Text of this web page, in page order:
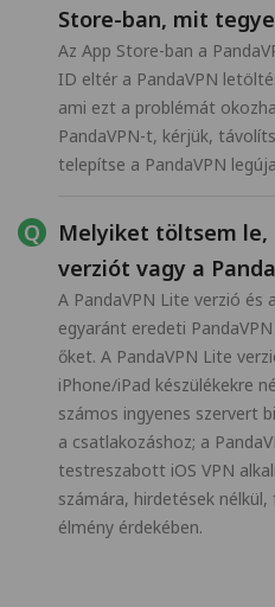
Store-ban, mit
Az App Store-ban a
ID eltér a PandaVPN
ami ezt a problémát
PandaVPN-t, kérjük,
telepítse a PandaVPN
Melyiket töltsem le,
verziót vagy a
A PandaVPN Lite verzió és
egyaránt eredeti
őket. A PandaVPN Lite
iPhone/iPad készülékekre
számos ingyenes szervert
a csatlakozáshoz; a
testreszabott iOS VPN
számára, hirdetések
élmény érdekében.